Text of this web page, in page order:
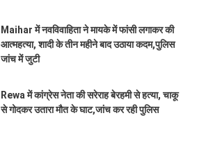
Maihar में नवविवाहिता ने मायके में फांसी लगाकर की
आत्महत्या, शादी के तीन महीने बाद उठाया कदम,पुलिस
जांच में जुटी
Rewa में कांग्रेस नेता की सरेराह बेरहमी से हत्या, चाकू
से गोदकर उतारा मौत के घाट,जांच कर रही पुलिस